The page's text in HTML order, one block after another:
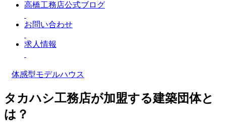
高橋工務店公式ブログ
お問い合わせ
求人情報
体感型モデルハウス
タカハシ工務店が加盟する建築団体と
は？